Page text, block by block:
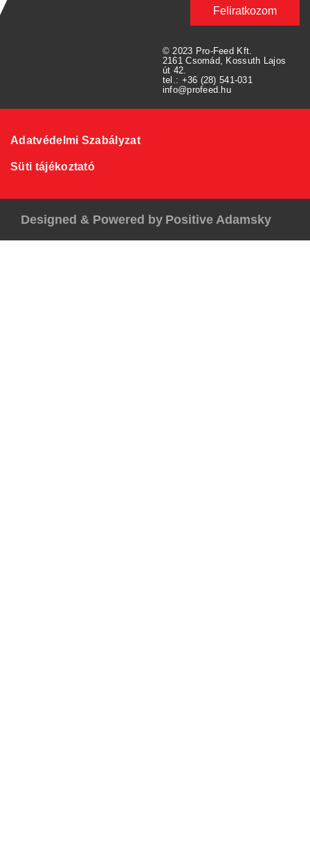
Feliratkozom
© 2023 Pro-Feed Kft.
2161 Csomád, Kossuth Lajos
út 42.
tel.: +36 (28) 541-031
info@profeed.hu
Adatvédelmi Szabályzat
Süti tájékoztató
Designed & Powered by Positive Adamsky